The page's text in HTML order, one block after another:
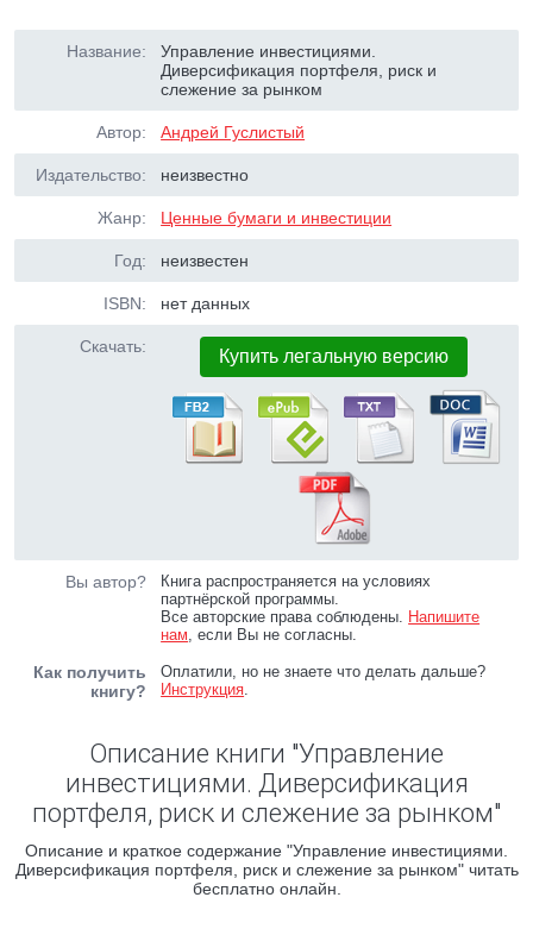
Название:
Управление инвестициями.
Диверсификация портфеля, риск и
слежение за рынком
Автор: Андрей Гуслистый
Издательство: неизвестно
Жанр: Ценные бумаги и инвестиции
Год: неизвестен
ISBN: нет данных
Скачать: Купить легальную версию
Вы автор?
Книга распространяется на условиях
партнёрской программы.
Все авторские права соблюдены. Напишите
нам, если Вы не согласны.
Как получить
книгу?
Оплатили, но не знаете что делать дальше?
Инструкция.
Описание книги "Управление
инвестициями. Диверсификация
портфеля, риск и слежение за рынком"
Описание и краткое содержание "Управление инвестициями.
Диверсификация портфеля, риск и слежение за рынком" читать
бесплатно онлайн.